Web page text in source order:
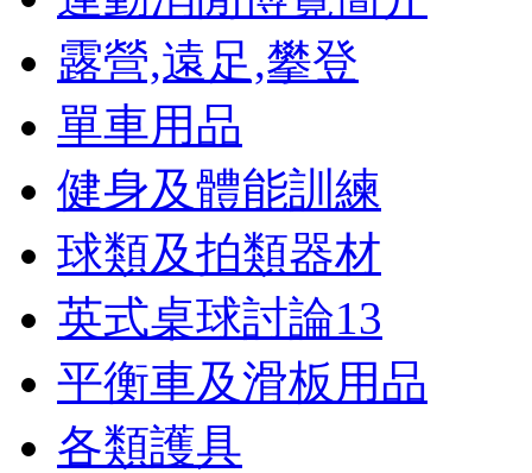
露營,遠足,攀登
單車用品
健身及體能訓練
球類及拍類器材
英式桌球討論13
平衡車及滑板用品
各類護具